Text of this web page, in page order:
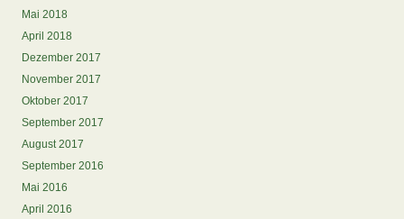
Mai 2018
April 2018
Dezember 2017
November 2017
Oktober 2017
September 2017
August 2017
September 2016
Mai 2016
April 2016